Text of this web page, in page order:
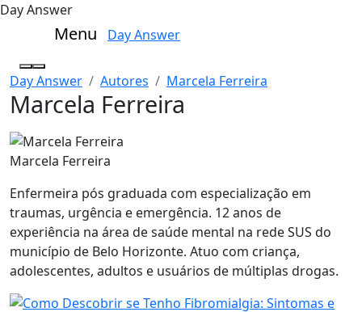
Day Answer
Menu Day Answer
Day Answer Autores Marcela Ferreira
Marcela Ferreira
Marcela Ferreira
Enfermeira pós graduada com especialização em
traumas, urgência e emergência. 12 anos de
experiência na área de saúde mental na rede SUS do
município de Belo Horizonte. Atuo com criança,
adolescentes, adultos e usuários de múltiplas drogas.